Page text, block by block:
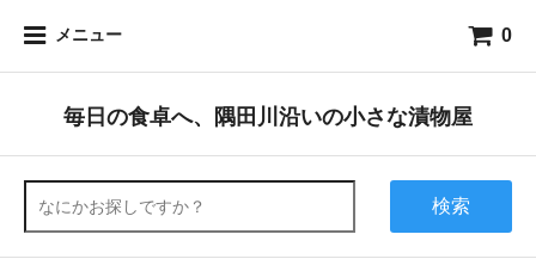
メニュー 0
毎日の食卓へ、隅田川沿いの小さな漬物屋
検索